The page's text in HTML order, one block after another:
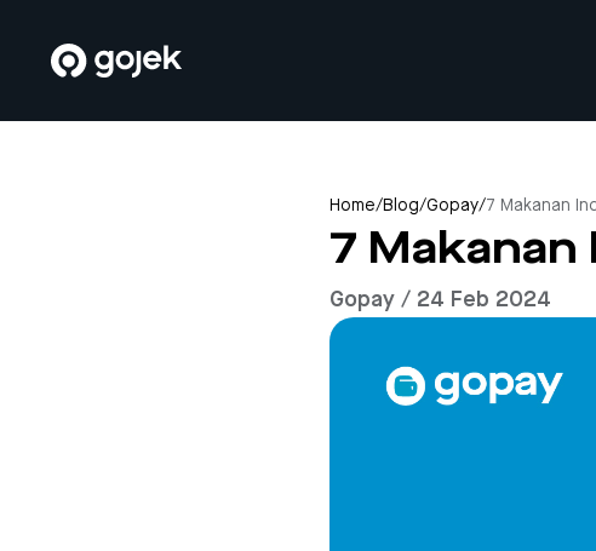
Home/Blog/Gopay/7 Makanan
7 Makanan
Gopay / 24 Feb 2024